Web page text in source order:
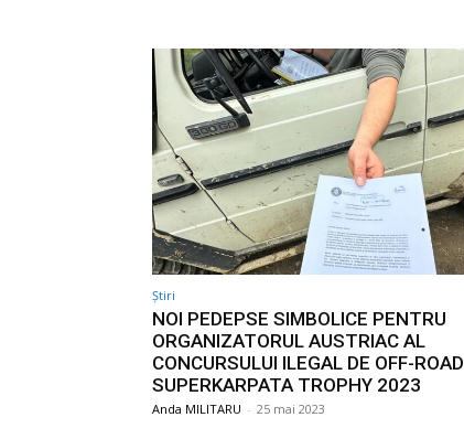
Știri
NOI PEDEPSE SIMBOLICE PENTRU
ORGANIZATORUL AUSTRIAC AL
CONCURSULUI ILEGAL DE OFF-ROAD
SUPERKARPATA TROPHY 2023
Anda MILITARU - 25 mai 2023